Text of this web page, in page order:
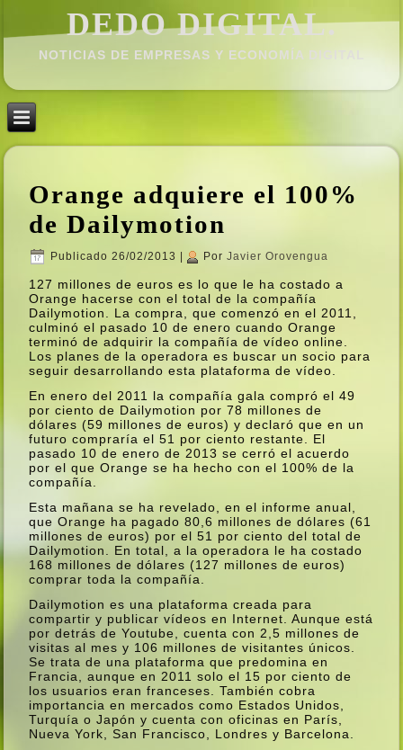
DEDO DIGITAL.
NOTICIAS DE EMPRESAS Y ECONOMÍ­A DIGITAL
Orange adquiere el 100%
de Dailymotion
Publicado 26/02/2013 Por Javier Orovengua
127 millones de euros es lo que le ha costado a
Orange hacerse con el total de la compañí­a
Dailymotion. La compra, que comenzó en el 2011,
culminó el pasado 10 de enero cuando Orange
terminó de adquirir la compañí­a de ví­deo online.
Los planes de la operadora es buscar un socio para
seguir desarrollando esta plataforma de ví­deo.
En enero del 2011 la compañí­a gala compró el 49
por ciento de Dailymotion por 78 millones de
dólares (59 millones de euros) y declaró que en un
futuro comprarí­a el 51 por ciento restante. El
pasado 10 de enero de 2013 se cerró el acuerdo
por el que Orange se ha hecho con el 100% de la
compañí­a.
Esta mañana se ha revelado, en el informe anual,
que Orange ha pagado 80,6 millones de dólares (61
millones de euros) por el 51 por ciento del total de
Dailymotion. En total, a la operadora le ha costado
168 millones de dólares (127 millones de euros)
comprar toda la compañí­a.
Dailymotion es una plataforma creada para
compartir y publicar ví­deos en Internet. Aunque está
por detrás de Youtube, cuenta con 2,5 millones de
visitas al mes y 106 millones de visitantes únicos.
Se trata de una plataforma que predomina en
Francia, aunque en 2011 solo el 15 por ciento de
los usuarios eran franceses. También cobra
importancia en mercados como Estados Unidos,
Turquí­a o Japón y cuenta con oficinas en Parí­s,
Nueva York, San Francisco, Londres y Barcelona.